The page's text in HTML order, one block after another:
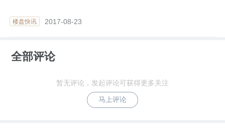
楼盘快讯 2017-08-23
全部评论
暂无评论，发起评论可获得更多关注
马上评论